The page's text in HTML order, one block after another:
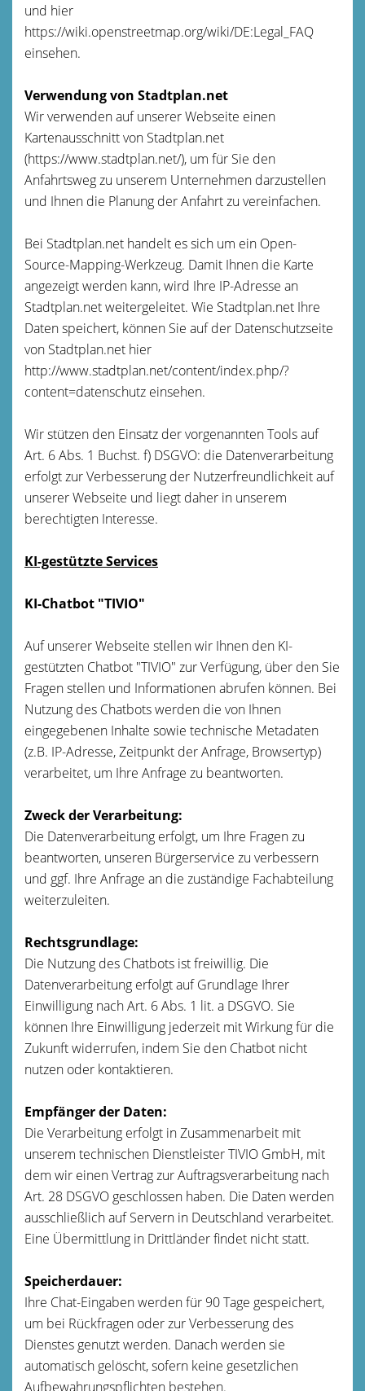
und hier
https://wiki.openstreetmap.org/wiki/DE:Legal_FAQ
einsehen.
Verwendung von Stadtplan.net
Wir verwenden auf unserer Webseite einen
Kartenausschnitt von Stadtplan.net
(https://www.stadtplan.net/), um für Sie den
Anfahrtsweg zu unserem Unternehmen darzustellen
und Ihnen die Planung der Anfahrt zu vereinfachen.
Bei Stadtplan.net handelt es sich um ein Open-
Source-Mapping-Werkzeug. Damit Ihnen die Karte
angezeigt werden kann, wird Ihre IP-Adresse an
Stadtplan.net weitergeleitet. Wie Stadtplan.net Ihre
Daten speichert, können Sie auf der Datenschutzseite
von Stadtplan.net hier
http://www.stadtplan.net/content/index.php/?
content=datenschutz einsehen.
Wir stützen den Einsatz der vorgenannten Tools auf
Art. 6 Abs. 1 Buchst. f) DSGVO: die Datenverarbeitung
erfolgt zur Verbesserung der Nutzerfreundlichkeit auf
unserer Webseite und liegt daher in unserem
berechtigten Interesse.
KI-gestützte Services
KI-Chatbot "TIVIO"
Auf unserer Webseite stellen wir Ihnen den KI-
gestützten Chatbot "TIVIO" zur Verfügung, über den Sie
Fragen stellen und Informationen abrufen können. Bei
Nutzung des Chatbots werden die von Ihnen
eingegebenen Inhalte sowie technische Metadaten
(z.B. IP-Adresse, Zeitpunkt der Anfrage, Browsertyp)
verarbeitet, um Ihre Anfrage zu beantworten.
Zweck der Verarbeitung:
Die Datenverarbeitung erfolgt, um Ihre Fragen zu
beantworten, unseren Bürgerservice zu verbessern
und ggf. Ihre Anfrage an die zuständige Fachabteilung
weiterzuleiten.
Rechtsgrundlage:
Die Nutzung des Chatbots ist freiwillig. Die
Datenverarbeitung erfolgt auf Grundlage Ihrer
Einwilligung nach Art. 6 Abs. 1 lit. a DSGVO. Sie
können Ihre Einwilligung jederzeit mit Wirkung für die
Zukunft widerrufen, indem Sie den Chatbot nicht
nutzen oder kontaktieren.
Empfänger der Daten:
Die Verarbeitung erfolgt in Zusammenarbeit mit
unserem technischen Dienstleister TIVIO GmbH, mit
dem wir einen Vertrag zur Auftragsverarbeitung nach
Art. 28 DSGVO geschlossen haben. Die Daten werden
ausschließlich auf Servern in Deutschland verarbeitet.
Eine Übermittlung in Drittländer findet nicht statt.
Speicherdauer:
Ihre Chat-Eingaben werden für 90 Tage gespeichert,
um bei Rückfragen oder zur Verbesserung des
Dienstes genutzt werden. Danach werden sie
automatisch gelöscht, sofern keine gesetzlichen
Aufbewahrungspflichten bestehen.